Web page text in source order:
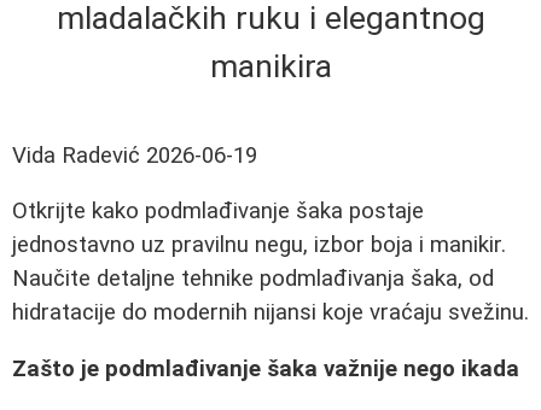
mladalačkih ruku i elegantnog
manikira
Vida Radević 2026-06-19
Otkrijte kako podmlađivanje šaka postaje
jednostavno uz pravilnu negu, izbor boja i manikir.
Naučite detaljne tehnike podmlađivanja šaka, od
hidratacije do modernih nijansi koje vraćaju svežinu.
Zašto je podmlađivanje šaka važnije nego ikada